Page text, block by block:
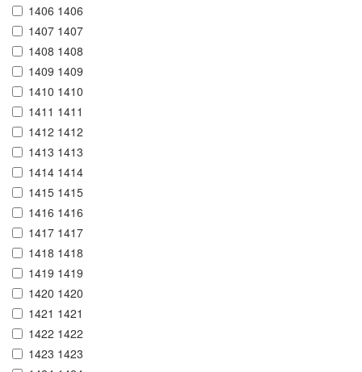
1406 1406
1407 1407
1408 1408
1409 1409
1410 1410
1411 1411
1412 1412
1413 1413
1414 1414
1415 1415
1416 1416
1417 1417
1418 1418
1419 1419
1420 1420
1421 1421
1422 1422
1423 1423